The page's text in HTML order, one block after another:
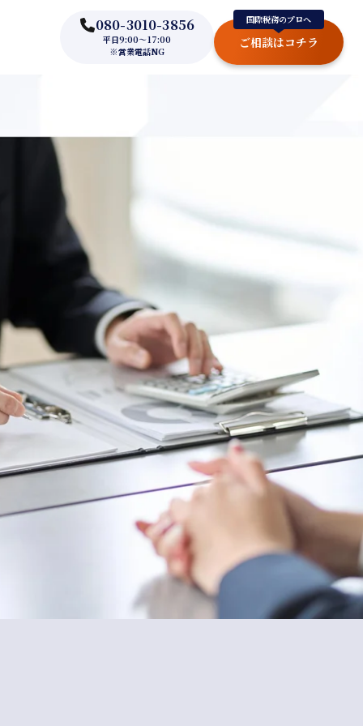
080-3010-3856
平日9:00～17:00
※営業電話NG
国際税務のプロへ
ご相談はコチラ